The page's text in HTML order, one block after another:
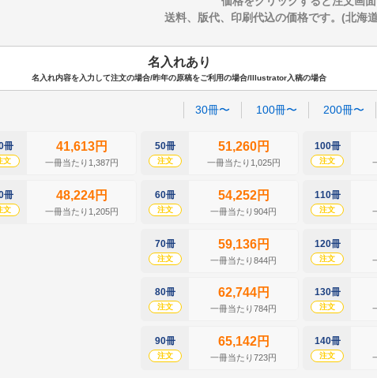
送料、版代、印刷代込の価格です。(北海
名入れあり
名入れ内容を入力して注文の場合/昨年の原稿をご利用の場合/Illustrator入稿の場合
30冊〜 100冊〜 200冊〜
冊
文
41,613円
一冊当たり1,387円
冊
文
48,224円
一冊当たり1,205円
50冊
注文
51,260円
一冊当たり1,025円
60冊
注文
54,252円
一冊当たり904円
70冊
注文
59,136円
一冊当たり844円
80冊
注文
62,744円
一冊当たり784円
90冊
注文
65,142円
一冊当たり723円
100冊
注文
110冊
注文
120冊
注文
130冊
注文
140冊
注文